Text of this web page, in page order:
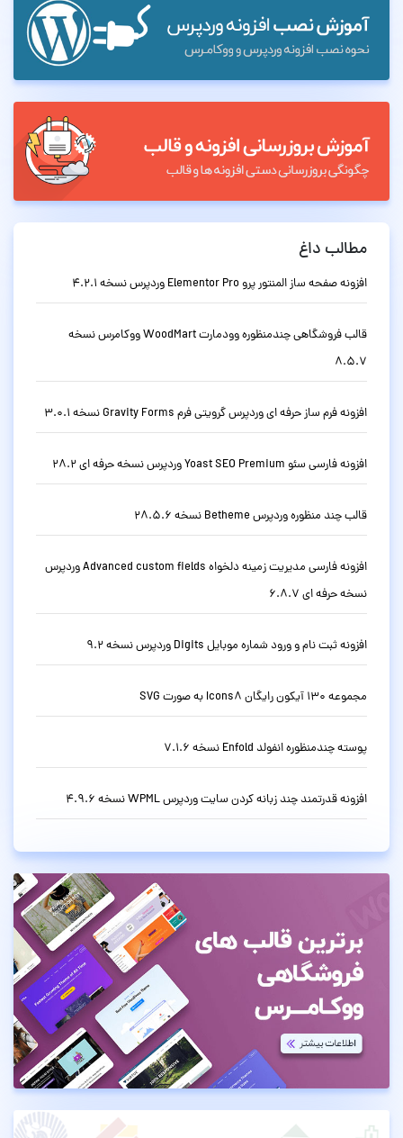
مطالب داغ
افزونه صفحه ساز المنتور پرو Elementor Pro وردپرس نسخه 4.2.1
قالب فروشگاهی چندمنظوره وودمارت WoodMart ووکامرس نسخه
8.5.7
افزونه فرم ساز حرفه ای وردپرس گرویتی فرم Gravity Forms نسخه 3.0.1
افزونه فارسی سئو Yoast SEO Premium وردپرس نسخه حرفه ای 28.2
قالب چند منظوره وردپرس Betheme نسخه 28.5.6
افزونه فارسی مدیریت زمینه دلخواه Advanced custom fields وردپرس
نسخه حرفه ای 6.8.7
افزونه ثبت نام و ورود شماره موبایل Digits وردپرس نسخه 9.2
مجموعه 130 آیکون رایگان Icons8 به صورت SVG
پوسته چندمنظوره انفولد Enfold نسخه 7.1.6
افزونه قدرتمند چند زبانه کردن سایت وردپرس WPML نسخه 4.9.6